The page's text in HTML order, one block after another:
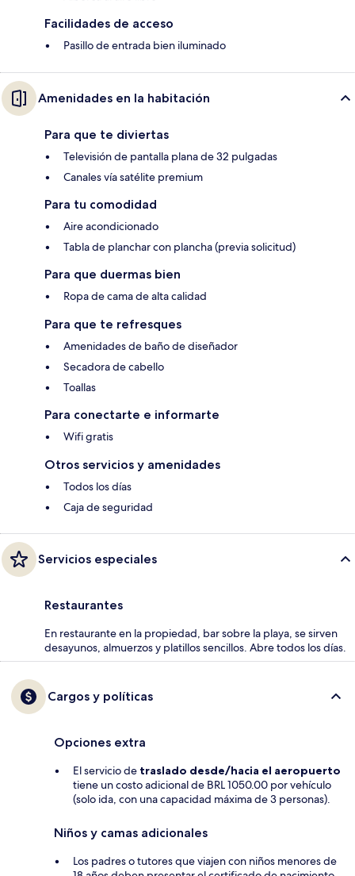
Facilidades de acceso
Pasillo de entrada bien iluminado
Amenidades en la habitación
Para que te diviertas
Televisión de pantalla plana de 32 pulgadas
Canales vía satélite premium
Para tu comodidad
Aire acondicionado
Tabla de planchar con plancha (previa solicitud)
Para que duermas bien
Ropa de cama de alta calidad
Para que te refresques
Amenidades de baño de diseñador
Secadora de cabello
Toallas
Para conectarte e informarte
Wifi gratis
Otros servicios y amenidades
Todos los días
Caja de seguridad
Servicios especiales
Restaurantes
En restaurante en la propiedad, bar sobre la playa, se sirven
desayunos, almuerzos y platillos sencillos. Abre todos los días.
Cargos y políticas
Opciones extra
El servicio de traslado desde/hacia el aeropuerto
tiene un costo adicional de BRL 1050.00 por vehículo
(solo ida, con una capacidad máxima de 3 personas).
Niños y camas adicionales
Los padres o tutores que viajen con niños menores de